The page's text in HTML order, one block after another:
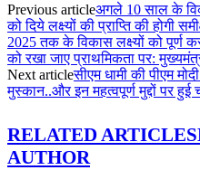
Previous articleअगले 10 साल के
को दिये लक्ष्यों की प्राप्ति की होगी
2025 तक के विकास लक्ष्यों को पूर्ण
को रखा जाए प्राथमिकता पर:
Next articleसीएम धामी की पीएम
मुस्कान..और इन महत्वपूर्ण मुद्दों पर हुई
RELATED ARTICLES
AUTHOR